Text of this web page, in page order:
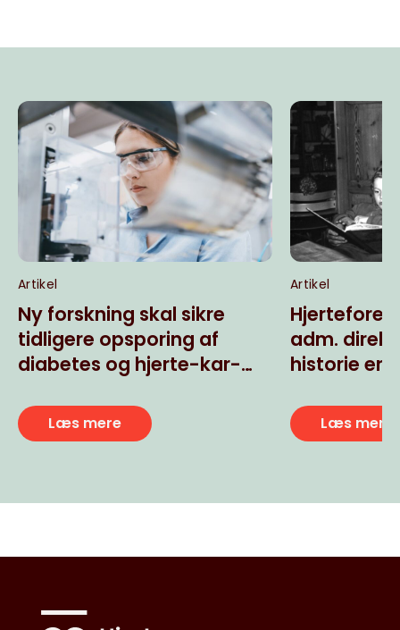
Artikel
Ny forskning skal sikre
tidligere opsporing af
diabetes og hjerte-kar-
Læs mere
Artikel
adm.
historie er
Læs mere